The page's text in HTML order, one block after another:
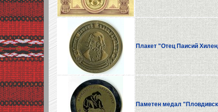
Плакет "Отец Паисий
Паметен медал